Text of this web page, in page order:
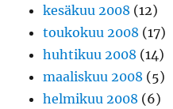
kesäkuu 2008 (12)
toukokuu 2008 (17)
huhtikuu 2008 (14)
maaliskuu 2008 (5)
helmikuu 2008 (6)